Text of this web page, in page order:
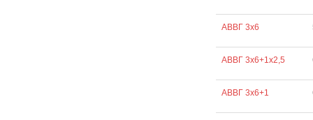
АВВГ 3х6
АВВГ 3х6+1х2,5
АВВГ 3х6+1